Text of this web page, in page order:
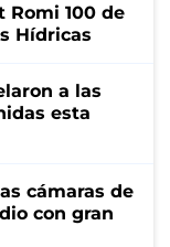
Romi 100 de
Hídricas
a las
esta
cámaras de
con gran